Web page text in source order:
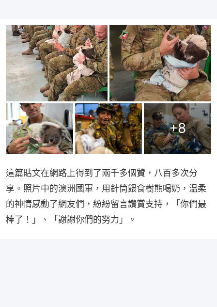
+8
這篇貼文在網路上得到了兩千多個贊，八百多次分
享。照片中的澳洲國軍，用針筒餵食樹熊喝奶，温柔
的神情感動了網友們，紛紛留言讚賞支持，「你們最
棒了！」、「謝謝你們的努力」。